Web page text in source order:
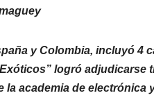
y Colombia, incluyó 4
logró adjudicarse
academia de electrónica